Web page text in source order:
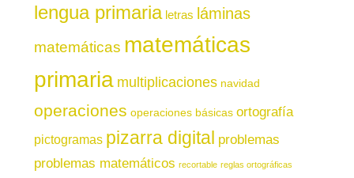
lengua primaria letras láminas
matemáticas matemáticas
primaria multiplicaciones navidad
operaciones operaciones básicas ortografía
pictogramas pizarra digital problemas
problemas matemáticos recortable reglas ortográficas